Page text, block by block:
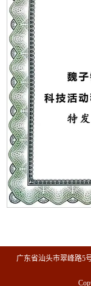
广东省汕头市翠峰路5